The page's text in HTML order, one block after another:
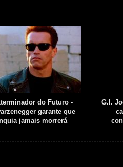
do Futuro -
garante que
jamais morrerá
G.I.